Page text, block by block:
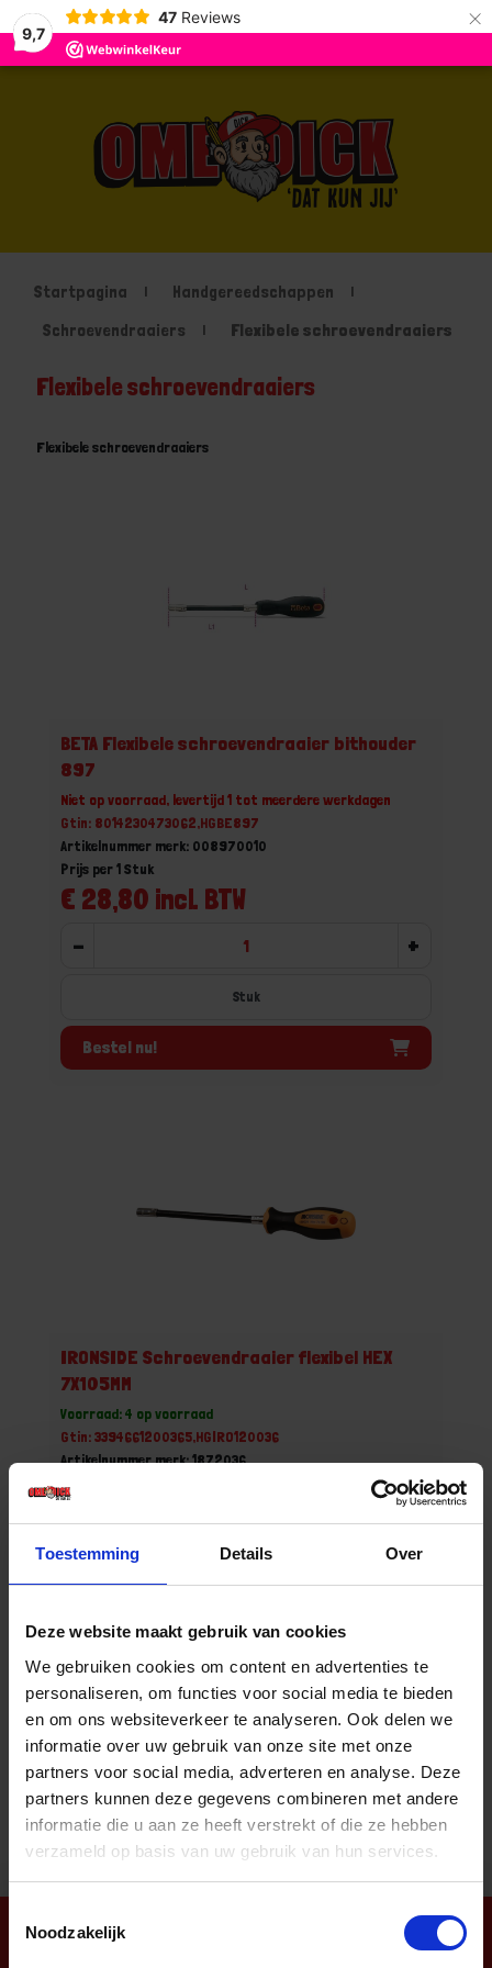
Toestemming Details Over
Deze website maakt gebruik van cookies
We gebruiken cookies om content en advertenties te
personaliseren, om functies voor social media te bieden
en om ons websiteverkeer te analyseren. Ook delen we
informatie over uw gebruik van onze site met onze
partners voor social media, adverteren en analyse. Deze
partners kunnen deze gegevens combineren met andere
informatie die u aan ze heeft verstrekt of die ze hebben
verzameld op basis van uw gebruik van hun services.
Noodzakelijk
9,7
47 Reviews ×
Startpagina
Handgereedschappen
Schroevendraaiers
Flexibele schroevendraaiers
Flexibele schroevendraaiers
Flexibele schroevendraaiers
BETA Flexibele schroevendraaier bithouder
897
Niet op voorraad, levertijd 1 tot meerdere werkdagen
Gtin: 8014230473062,HGBE897
Artikelnummer merk: 008970010
€ 28,80 incl. BTW
Prijs per 1 Stuk
- +
Stuk
Bestel nu!
IRONSIDE Schroevendraaier flexibel HEX
7X105MM
Voorraad: 4 op voorraad
Gtin: 3394661200365,HGIRO120036
Artikelnummer merk: 1872036
- +
Bestel nu!
Aantal producten tonen
Nieuwsbrief